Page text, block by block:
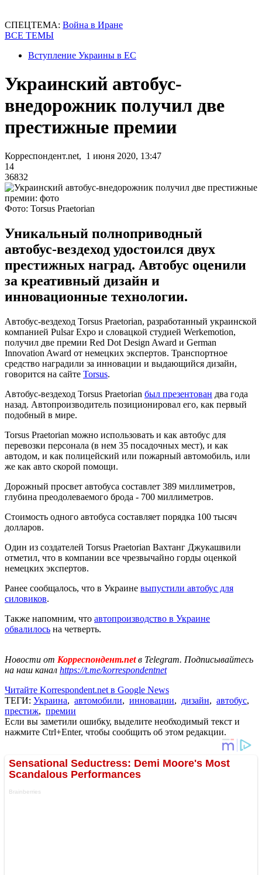
СПЕЦТЕМА: Война в Иране
ВСЕ ТЕМЫ
Вступление Украины в ЕС
Украинский автобус-
внедорожник получил две
престижные премии
Корреспондент.net, 1 июня 2020, 13:47
14
36832
Фото: Torsus Praetorian
Уникальный полноприводный
автобус-вездеход удостоился двух
престижных наград. Автобус оценили
за креативный дизайн и
инновационные технологии.
Автобус-вездеход Torsus Praetorian, разработанный украинской
компанией Pulsar Expo и словацкой студией Werkemotion,
получил две премии Red Dot Design Award и German
Innovation Award от немецких экспертов. Транспортное
средство наградили за инновации и выдающийся дизайн,
говорится на сайте Torsus.
Автобус-вездеход Torsus Praetorian был презентован два года
назад. Автопроизводитель позиционировал его, как первый
подобный в мире.
Torsus Praetorian можно использовать и как автобус для
перевозки персонала (в нем 35 посадочных мест), и как
автодом, и как полицейский или пожарный автомобиль, или
же как авто скорой помощи.
Дорожный просвет автобуса составлет 389 миллиметров,
глубина преодолеваемого брода - 700 миллиметров.
Стоимость одного автобуса составляет порядка 100 тысяч
долларов.
Один из создателей Torsus Praetorian Вахтанг Джукашвили
отметил, что в компании все чрезвычайно горды оценкой
немецких экспертов.
Ранее сообщалось, что в Украине выпустили автобус для
силовиков.
Также напомним, что автопроизводство в Украине
обвалилось на четверть.
Новости от Корреспондент.netв Telegram. Подписывайтесь
на наш канал https://t.me/korrespondentnet
Читайте Korrespondent.net в Google News
ТЕГИ: Украина, автомобили, инновации, дизайн, автобус,
престиж, премии
Если вы заметили ошибку, выделите необходимый текст и
нажмите Ctrl+Enter, чтобы сообщить об этом редакции.